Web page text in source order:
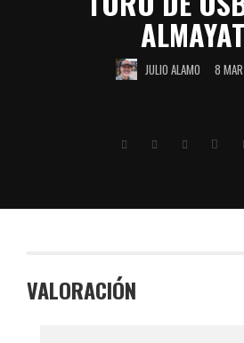
JULIO ALAMO 8
VALORACIÓN